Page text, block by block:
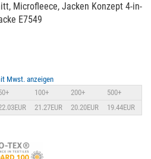
Microfleece, Jacken Konzept 4-in-
E7549
Mwst. anzeigen
100+ 200+
500+
21.27EUR 20.20EUR 19.44EUR